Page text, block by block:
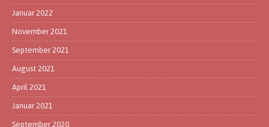
Januar 2022
November 2021
September 2021
August 2021
April 2021
Januar 2021
September 2020